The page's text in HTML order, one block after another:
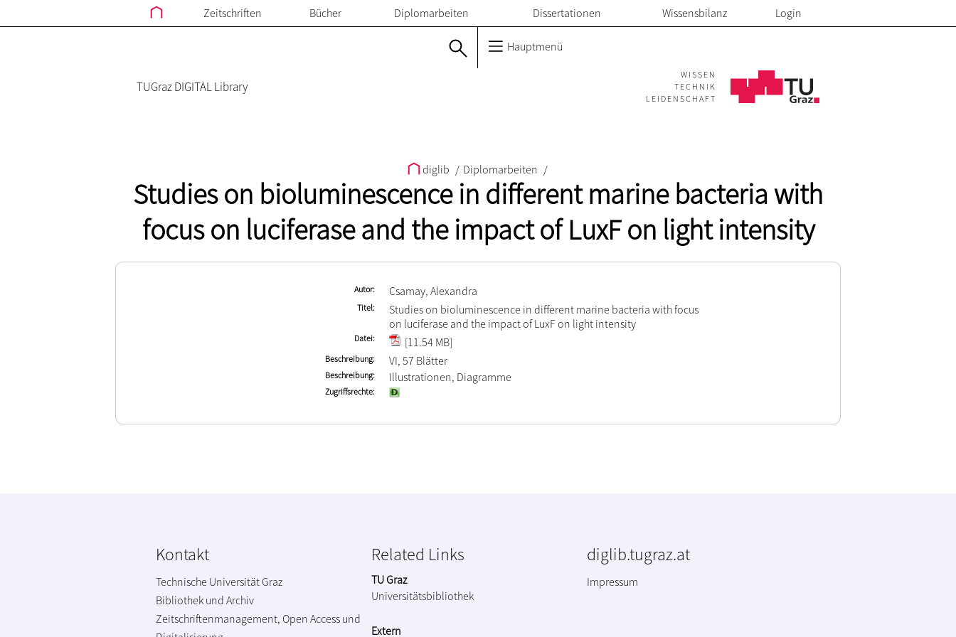
Zeitschriften Bücher Diplomarbeiten Dissertationen Wissensbilanz Login
Hauptmenü
TUGraz DIGITAL Library
WISSEN
TECHNIK
LEIDENSCHAFT
diglib / Diplomarbeiten /
Studies on bioluminescence in different marine bacteria with
focus on luciferase and the impact of LuxF on light intensity
Autor Csamay, Alexandra
Titel
Studies on bioluminescence in different marine bacteria with focus
on luciferase and the impact of LuxF on light intensity
Datei [11.54 MB]
Beschreibung VI, 57 Blätter
Beschreibung Illustrationen, Diagramme
Zugriffsrechte
Kontakt
Technische Universität Graz
Bibliothek und Archiv
Zeitschriftenmanagement, Open Access und
Related Links
TU Graz
Universitätsbibliothek
Extern
diglib.tugraz.at
Impressum